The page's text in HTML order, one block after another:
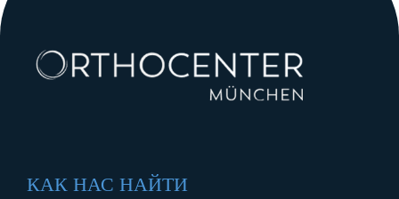
КАК НАС НАЙТИ